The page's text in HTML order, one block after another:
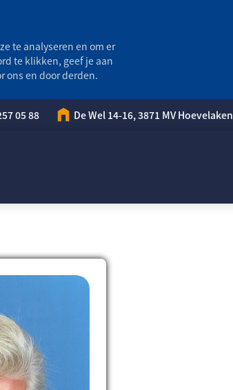
te analyseren en om er
te klikken, geef je aan
ons en door derden.
05 88 De Wel 14-16, 3871 MV Hoevelaken